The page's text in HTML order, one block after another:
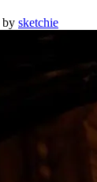
by sketchie